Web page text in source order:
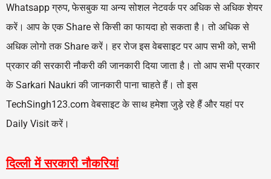
Whatsapp ग्रुप, फेसबुक या अन्य सोशल नेटवर्क पर अधिक से अधिक शेयर
करें। आप के एक Share से किसी का फायदा हो सकता है। तो अधिक से
अधिक लोगो तक Share करें। हर रोज इस वेबसाइट पर आप सभी को, सभी
प्रकार की सरकारी नौकरी की जानकारी दिया जाता है। तो आप सभी प्रकार
के Sarkari Naukri की जानकारी पाना चाहते हैं। तो इस
TechSingh123.com वेबसाइट के साथ हमेशा जुड़े रहे हैं और यहां पर
Daily Visit करें।
दिल्ली में सरकारी नौकरियां